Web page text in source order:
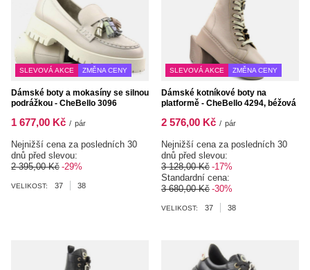
SLEVOVÁ AKCE ZMĚNA CENY
Dámské boty a mokasíny se silnou
podrážkou - CheBello 3096
1 677,00 Kč / pár
Nejnižší cena za posledních 30
dnů před slevou:
2 395,00 Kč -29%
VELIKOST: 37 38
SLEVOVÁ AKCE ZMĚNA CENY
Dámské kotníkové boty na
platformě - CheBello 4294, béžová
2 576,00 Kč / pár
Nejnižší cena za posledních 30
dnů před slevou:
3 128,00 Kč -17%
Standardní cena:
3 680,00 Kč -30%
VELIKOST: 37 38